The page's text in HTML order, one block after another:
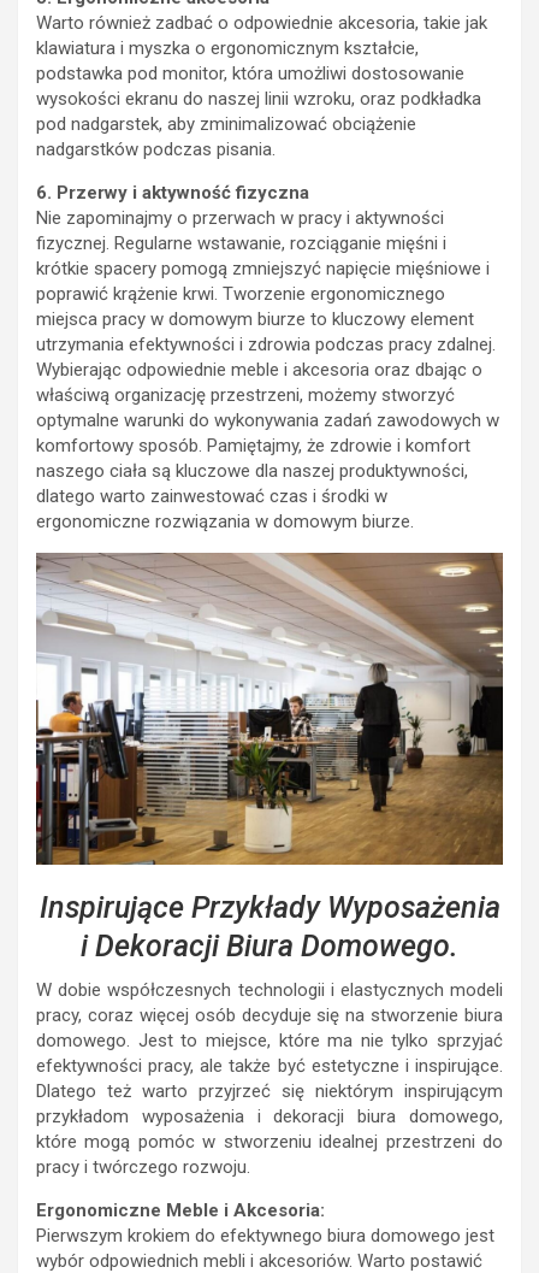
Warto również zadbać o odpowiednie akcesoria, takie jak
klawiatura i myszka o ergonomicznym kształcie,
podstawka pod monitor, która umożliwi dostosowanie
wysokości ekranu do naszej linii wzroku, oraz podkładka
pod nadgarstek, aby zminimalizować obciążenie
nadgarstków podczas pisania.
6. Przerwy i aktywność fizyczna
Nie zapominajmy o przerwach w pracy i aktywności
fizycznej. Regularne wstawanie, rozciąganie mięśni i
krótkie spacery pomogą zmniejszyć napięcie mięśniowe i
poprawić krążenie krwi. Tworzenie ergonomicznego
miejsca pracy w domowym biurze to kluczowy element
utrzymania efektywności i zdrowia podczas pracy zdalnej.
Wybierając odpowiednie meble i akcesoria oraz dbając o
właściwą organizację przestrzeni, możemy stworzyć
optymalne warunki do wykonywania zadań zawodowych w
komfortowy sposób. Pamiętajmy, że zdrowie i komfort
naszego ciała są kluczowe dla naszej produktywności,
dlatego warto zainwestować czas i środki w
ergonomiczne rozwiązania w domowym biurze.
Inspirujące Przykłady Wyposażenia
i Dekoracji Biura Domowego.
W dobie współczesnych technologii i elastycznych modeli
pracy, coraz więcej osób decyduje się na stworzenie biura
domowego. Jest to miejsce, które ma nie tylko sprzyjać
efektywności pracy, ale także być estetyczne i inspirujące.
Dlatego też warto przyjrzeć się niektórym inspirującym
przykładom wyposażenia i dekoracji biura domowego,
które mogą pomóc w stworzeniu idealnej przestrzeni do
pracy i twórczego rozwoju.
Ergonomiczne Meble i Akcesoria:
Pierwszym krokiem do efektywnego biura domowego jest
wybór odpowiednich mebli i akcesoriów. Warto postawić